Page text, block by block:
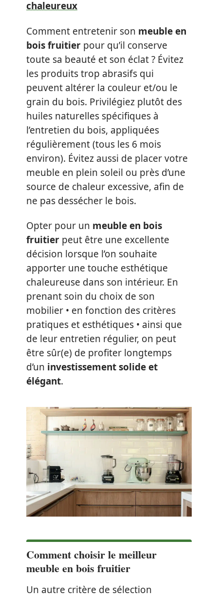
chaleureux
Comment entretenir son meuble en
bois fruitier pour qu’il conserve
toute sa beauté et son éclat ? Évitez
les produits trop abrasifs qui
peuvent altérer la couleur et/ou le
grain du bois. Privilégiez plutôt des
huiles naturelles spécifiques à
l’entretien du bois, appliquées
régulièrement (tous les 6 mois
environ). Évitez aussi de placer votre
meuble en plein soleil ou près d’une
source de chaleur excessive, afin de
ne pas dessécher le bois.
Opter pour un meuble en bois
fruitier peut être une excellente
décision lorsque l’on souhaite
apporter une touche esthétique
chaleureuse dans son intérieur. En
prenant soin du choix de son
mobilier • en fonction des critères
pratiques et esthétiques • ainsi que
de leur entretien régulier, on peut
être sûr(e) de profiter longtemps
d’un investissement solide et
élégant.
Comment choisir le meilleur
meuble en bois fruitier
Un autre critère de sélection